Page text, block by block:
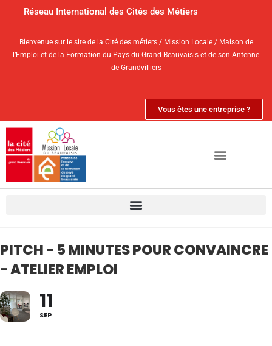
Réseau International des Cités des Métiers
Bienvenue sur le site de la Cité des métiers / Mission Locale / Maison de
l’Emploi et de la Formation du Pays du Grand Beauvaisis et de son Antenne
de Grandvilliers
Vous êtes une entreprise ?
PITCH - 5 MINUTES POUR CONVAINCRE
- ATELIER EMPLOI
11
SEP